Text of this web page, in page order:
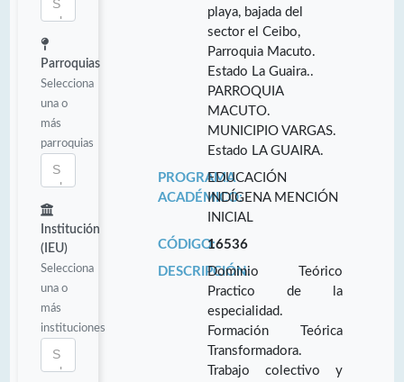
Parroquias
Selecciona
una o
más
parroquias
Institución
(IEU)
Selecciona
una o
más
instituciones
playa, bajada del
sector el Ceibo,
Parroquia Macuto.
Estado La Guaira..
PARROQUIA
MACUTO.
MUNICIPIO VARGAS.
Estado LA GUAIRA.
PROGRAMA
ACADÉMICO:
EDUCACIÓN
INDÍGENA MENCIÓN
INICIAL
CÓDIGO:16536
DESCRIPCIÓN:Dominio Teórico
Practico de la
especialidad.
Formación Teórica
Transformadora.
Trabajo colectivo y